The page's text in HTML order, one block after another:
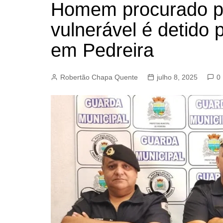
ESTIVA
JUNDIAÍ
MOGI
MOGI
Homem procurado
vulnerável é detido
em Pedreira
Robertão Chapa Quente julho 8, 2025 0